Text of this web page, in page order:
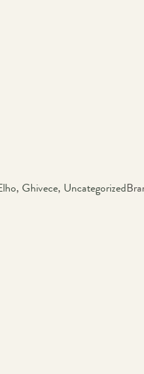
, Ghivece, Uncategorized